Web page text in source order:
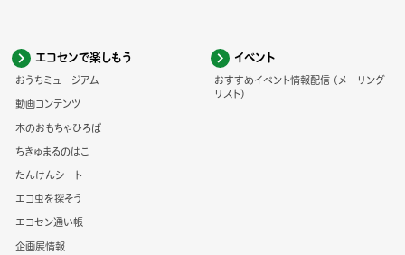
エコセンで楽しもう
おうちミュージアム
動画コンテンツ
木のおもちゃひろば
ちきゅまるのはこ
たんけんシート
エコ虫を探そう
エコセン通い帳
企画展情報
イベント
おすすめイベント情報配信 (メーリング
リスト)